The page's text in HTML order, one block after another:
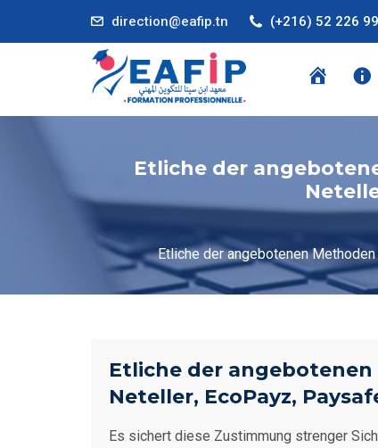
direction@eafip.tn (+216) 52 226
E
I
Etliche der
Etliche der angebotenen
Etliche der
Neteller, EcoPayz,
Es sichert diese Zustimmung strenger